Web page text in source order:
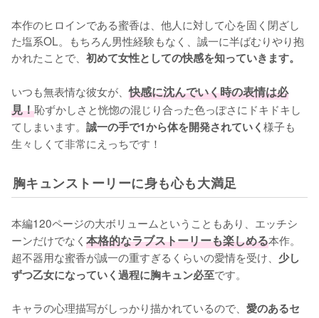
本作のヒロインである蜜香は、他人に対して心を固く閉ざし
た塩系OL。もちろん男性経験もなく、誠一に半ばむりやり抱
かれたことで、 初めて女性としての快感を知っていきます。
いつも無表情な彼女が、快感に沈んでいく時の表情は必
見！恥ずかしさと恍惚の混じり合った色っぽさにドキドキし
てしまいます。 誠一の手で1から体を開発されていく様子も
生々しくて非常にえっちです！
胸キュンストーリーに身も心も大満足
本編120ページの大ボリュームということもあり、エッチシ
ーンだけでなく 本格的なラブストーリーも楽しめる本作。
超不器用な蜜香が誠一の重すぎるくらいの愛情を受け、 少し
ずつ乙女になっていく過程に胸キュン必至です。
キャラの心理描写がしっかり描かれているので、 愛のあるセ